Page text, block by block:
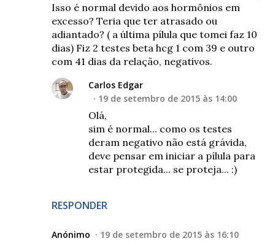
Isso é normal devido aos hormônios em
excesso? Teria que ter atrasado ou
adiantado? ( a última pílula que tomei faz 10
dias) Fiz 2 testes beta hcg 1 com 39 e outro
com 41 dias da relação, negativos.
RESPONDER
Carlos Edgar
19 de setembro de 2015 às 14:00
Olá,
sim é normal... como os testes
deram negativo não está grávida,
deve pensar em iniciar a pílula para
estar protegida... se proteja... :)
Anónimo 19 de setembro de 2015 às 16:10